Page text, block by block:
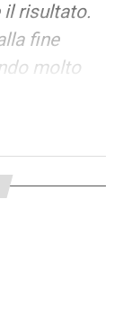
il risultato.
fine
molto
NEWS